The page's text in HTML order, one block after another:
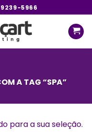
9239-5966
A TAG “SPA”
para a sua seleção.